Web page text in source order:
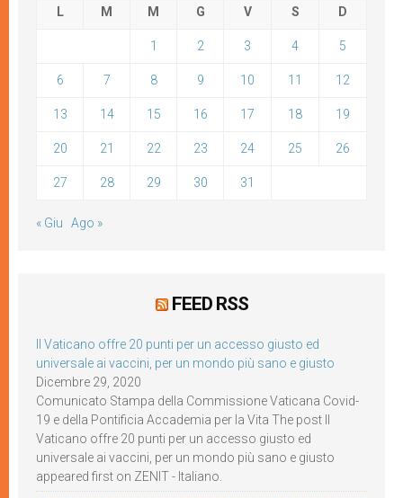
L M M G V S D
1 2 3 4 5
6 7 8 9 10 11 12
13 14 15 16 17 18 19
20 21 22 23 24 25 26
27 28 29 30 31
« Giu Ago »
FEED RSS
Il Vaticano offre 20 punti per un accesso giusto ed
universale ai vaccini, per un mondo più sano e giusto
Dicembre 29, 2020
Comunicato Stampa della Commissione Vaticana Covid-
19 e della Pontificia Accademia per la Vita The post Il
Vaticano offre 20 punti per un accesso giusto ed
universale ai vaccini, per un mondo più sano e giusto
appeared first on ZENIT - Italiano.